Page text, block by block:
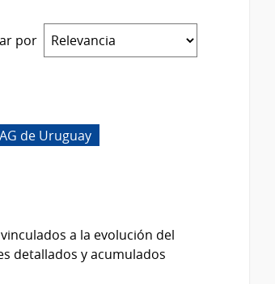
por
de Uruguay
a la evolución del
detallados y acumulados